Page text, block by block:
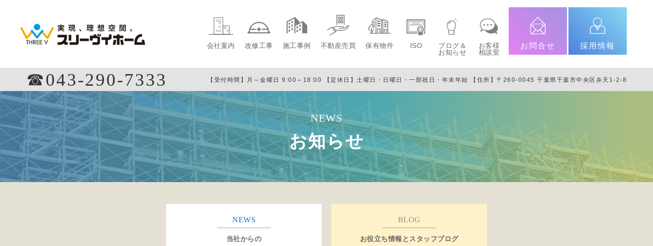
会社案内 改修工事 施工事例 不動産売買 保有物件 ISO
ブログ＆
お知らせ
お客様
相談室
お問合せ 採用情報
☎︎043-290-7333 【受付時間】月～金曜日 9:00～18:00 【定休日】土曜日・日曜日・一部祝日・年末年始 【住所】〒260-0045 千葉県千葉市中央区弁天1-2-8
NEWS
お知らせ
NEWS
当社からの
BLOG
お役立ち情報とスタッフブログ